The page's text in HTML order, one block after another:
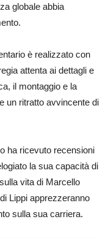
globale abbia
è realizzato con
attenta ai dettagli e
il montaggio e la
un ritratto avvincente di
ha ricevuto recensioni
la sua capacità di
vita di Marcello
Lippi apprezzeranno
sulla sua carriera.